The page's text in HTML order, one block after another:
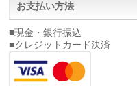
お支払い方法
■現金・銀行振込
■クレジットカード決済